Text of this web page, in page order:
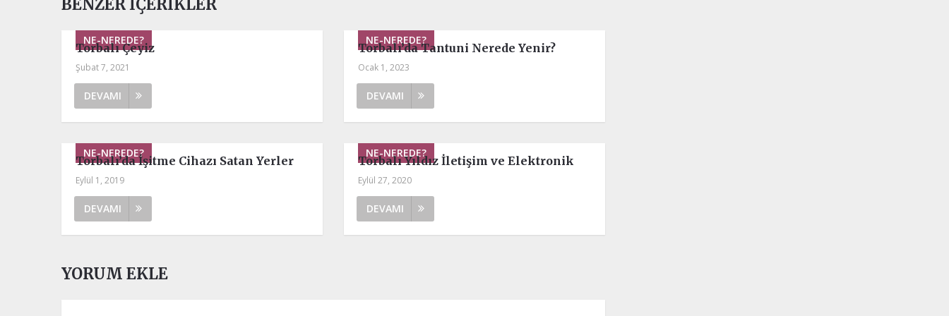
BENZER İÇERIKLER
NE-NEREDE?
Torbalı Çeyiz
Şubat 7, 2021
DEVAMI
NE-NEREDE?
Torbalı’da Tantuni Nerede Yenir?
Ocak 1, 2023
DEVAMI
NE-NEREDE?
Torbalı’da İşitme Cihazı Satan Yerler
Eylül 1, 2019
DEVAMI
NE-NEREDE?
Torbalı Yıldız İletişim ve Elektronik
Eylül 27, 2020
DEVAMI
YORUM EKLE